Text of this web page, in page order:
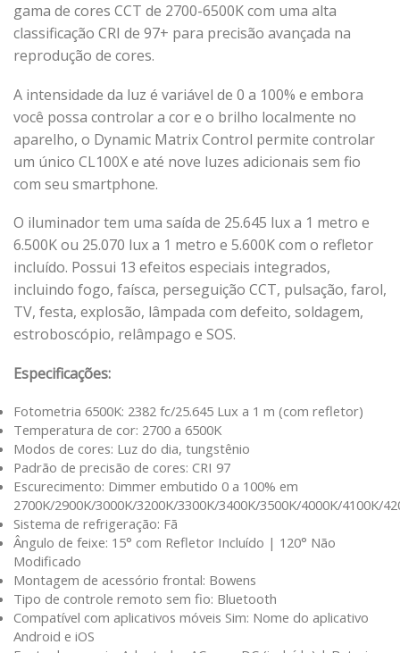
gama de cores CCT de 2700-6500K com uma alta
classificação CRI de 97+ para precisão avançada na
reprodução de cores.
A intensidade da luz é variável de 0 a 100% e embora
você possa controlar a cor e o brilho localmente no
aparelho, o Dynamic Matrix Control permite controlar
um único CL100X e até nove luzes adicionais sem fio
com seu smartphone.
O iluminador tem uma saída de 25.645 lux a 1 metro e
6.500K ou 25.070 lux a 1 metro e 5.600K com o refletor
incluído. Possui 13 efeitos especiais integrados,
incluindo fogo, faísca, perseguição CCT, pulsação, farol,
TV, festa, explosão, lâmpada com defeito, soldagem,
estroboscópio, relâmpago e SOS.
Especificações:
Fotometria 6500K: 2382 fc/25.645 Lux a 1 m (com refletor)
Temperatura de cor: 2700 a 6500K
Modos de cores: Luz do dia, tungstênio
Padrão de precisão de cores: CRI 97
Escurecimento: Dimmer embutido 0 a 100% em
2700K/2900K/3000K/3200K/3300K/3400K/3500K/4000K/4100K/
Sistema de refrigeração: Fã
Ângulo de feixe: 15° com Refletor Incluído | 120° Não
Modificado
Montagem de acessório frontal: Bowens
Tipo de controle remoto sem fio: Bluetooth
Compatível com aplicativos móveis Sim: Nome do aplicativo
Android e iOS